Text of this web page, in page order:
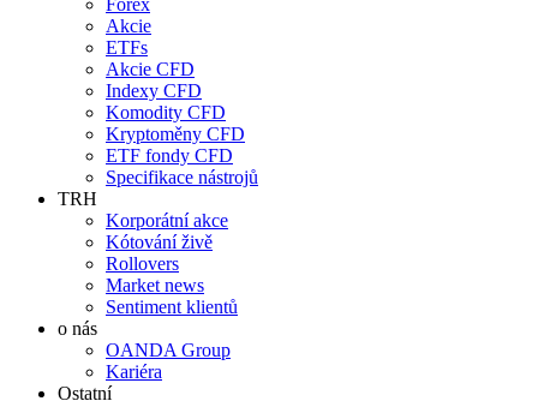
Akcie
ETFs
Akcie CFD
Indexy CFD
Komodity CFD
Kryptoměny CFD
ETF fondy CFD
Specifikace nástrojů
TRH
Korporátní akce
Kótování živě
Rollovers
Market news
Sentiment klientů
o nás
OANDA Group
Kariéra
Ostatní